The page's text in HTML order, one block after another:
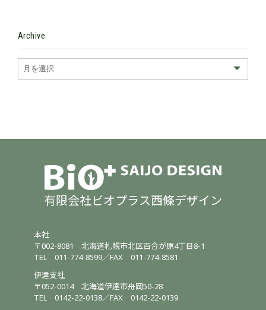
Archive
有限会社ビオプラス西條デザイン
本社
〒002-8081北海道札幌市北区百合が原4丁目8-1
TEL011-774-8599／FAX 011-774-8581
伊達支社
〒052-0014北海道伊達市舟岡50-28
TEL0142-22-0138／FAX 0142-22-0139